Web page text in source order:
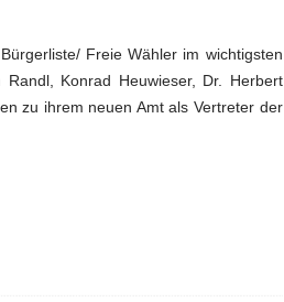
Freie Wähler im wichtigsten
Konrad Heuwieser, Dr. Herbert
zu ihrem neuen Amt als Vertreter der